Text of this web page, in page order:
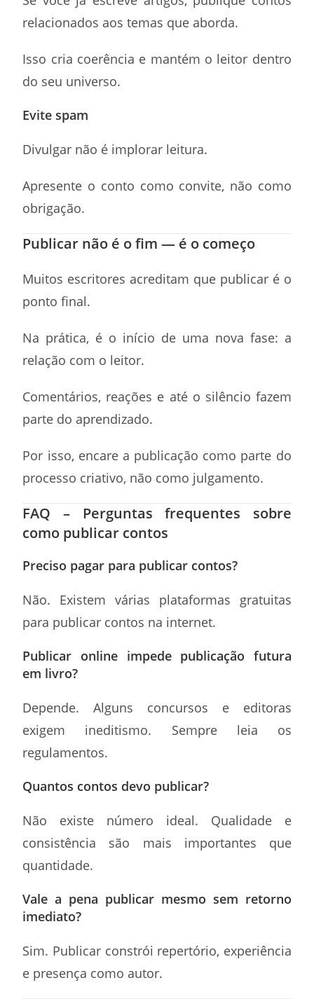
relacionados aos temas que aborda.
Isso cria coerência e mantém o leitor dentro
do seu universo.
Evite spam
Divulgar não é implorar leitura.
Apresente o conto como convite, não como
obrigação.
Publicar não é o fim — é o começo
Muitos escritores acreditam que publicar é o
ponto final.
Na prática, é o início de uma nova fase: a
relação com o leitor.
Comentários, reações e até o silêncio fazem
parte do aprendizado.
Por isso, encare a publicação como parte do
processo criativo, não como julgamento.
FAQ – Perguntas frequentes sobre
como publicar contos
Preciso pagar para publicar contos?
Não. Existem várias plataformas gratuitas
para publicar contos na internet.
Publicar online impede publicação futura
em livro?
Depende. Alguns concursos e editoras
exigem ineditismo. Sempre leia os
regulamentos.
Quantos contos devo publicar?
Não existe número ideal. Qualidade e
consistência são mais importantes que
quantidade.
Vale a pena publicar mesmo sem retorno
imediato?
Sim. Publicar constrói repertório, experiência
e presença como autor.